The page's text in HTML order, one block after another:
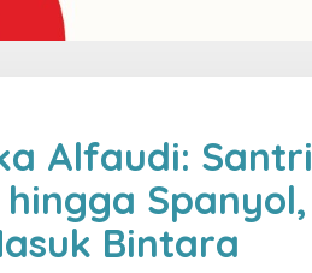
Alfaudi: Santri
Spanyol,
Bintara